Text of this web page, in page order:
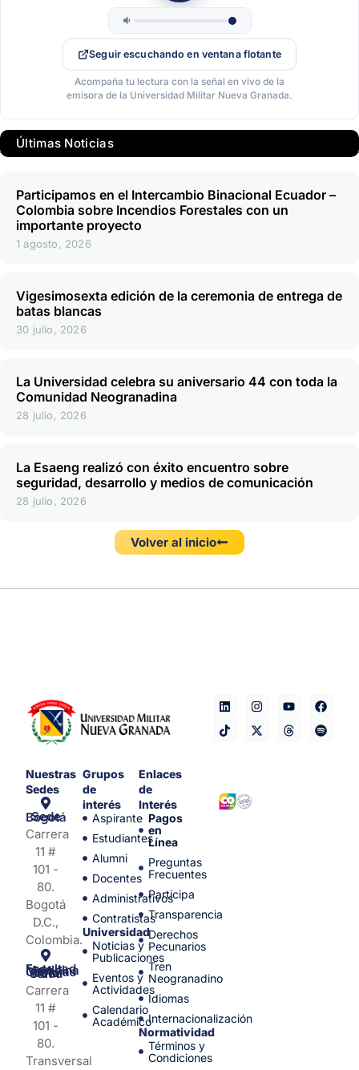
Seguir escuchando en ventana flotante
Acompaña tu lectura con la señal en vivo de la
emisora de la Universidad Militar Nueva Granada.
Últimas Noticias
Participamos en el Intercambio Binacional Ecuador –
Colombia sobre Incendios Forestales con un
importante proyecto
1 agosto, 2026
Vigesimosexta edición de la ceremonia de entrega de
batas blancas
30 julio, 2026
La Universidad celebra su aniversario 44 con toda la
Comunidad Neogranadina
28 julio, 2026
La Esaeng realizó con éxito encuentro sobre
seguridad, desarrollo y medios de comunicación
28 julio, 2026
Volver al inicio
Nuestras
Sedes
Sede Bogotá
Carrera
11 #
101 -
80.
Bogotá
D.C.,
Colombia.
Facultad de Medicina y Ciencias de la Salud
Carrera
11 #
101 -
80.
Transversal
Grupos
de
interés
Aspirante
Estudiantes
Alumni
Docentes
Administrativos
Contratistas
Universidad
Noticias y
Publicaciones
Eventos y
Actividades
Calendario
Académico
Enlaces
de
Interés
Pagos
en
Línea
Preguntas
Frecuentes
Participa
Transparencia
Derechos
Pecunarios
Tren
Neogranadino
Idiomas
Internacionalización
Normatividad
Términos y
Condiciones